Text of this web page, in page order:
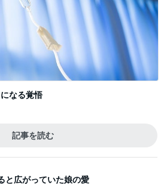
なる覚悟
記事を読む
と広がっていた娘の愛